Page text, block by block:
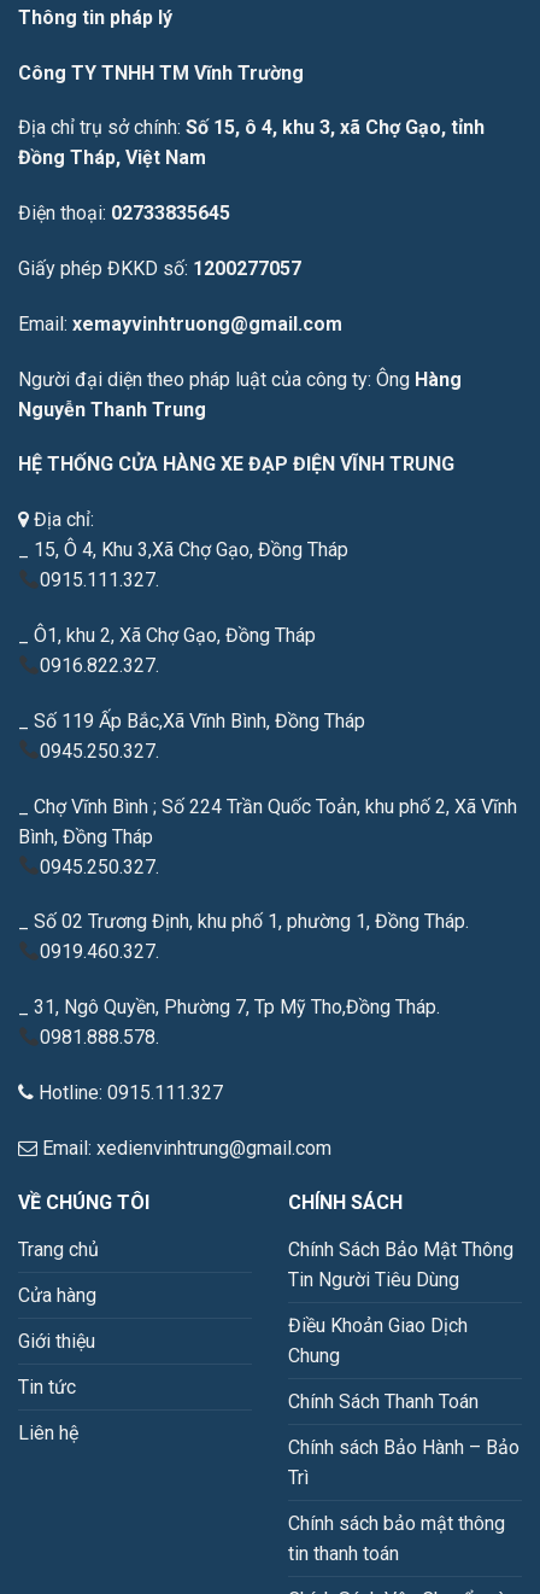
Thông tin pháp lý
Công TY TNHH TM Vĩnh Trường
Địa chỉ trụ sở chính: Số 15, ô 4, khu 3, xã Chợ Gạo, tỉnh
Đồng Tháp, Việt Nam
Điện thoại: 02733835645
Giấy phép ĐKKD số: 1200277057
Email: xemayvinhtruong@gmail.com
Người đại diện theo pháp luật của công ty: Ông Hàng
Nguyễn Thanh Trung
HỆ THỐNG CỬA HÀNG XE ĐẠP ĐIỆN VĨNH TRUNG
Địa chỉ:
_ 15, Ô 4, Khu 3,Xã Chợ Gạo, Đồng Tháp
0915.111.327.
_ Ô1, khu 2, Xã Chợ Gạo, Đồng Tháp
0916.822.327.
_ Số 119 Ấp Bắc,Xã Vĩnh Bình, Đồng Tháp
0945.250.327.
_ Chợ Vĩnh Bình ; Số 224 Trần Quốc Toản, khu phố 2, Xã Vĩnh
Bình, Đồng Tháp
0945.250.327.
_ Số 02 Trương Định, khu phố 1, phường 1, Đồng Tháp.
0919.460.327.
_ 31, Ngô Quyền, Phường 7, Tp Mỹ Tho,Đồng Tháp.
0981.888.578.
Hotline: 0915.111.327
Email: xedienvinhtrung@gmail.com
VỀ CHÚNG TÔI
Trang chủ
Cửa hàng
Giới thiệu
Tin tức
Liên hệ
CHÍNH SÁCH
Chính Sách Bảo Mật Thông
Tin Người Tiêu Dùng
Điều Khoản Giao Dịch
Chung
Chính Sách Thanh Toán
Chính sách Bảo Hành – Bảo
Trì
Chính sách bảo mật thông
tin thanh toán